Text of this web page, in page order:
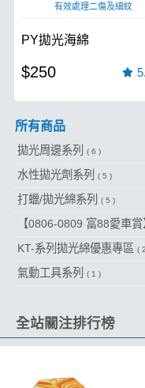
有效處理二傷及細紋
PY拋光海綿
$250
所有商品
拋光周邊系列 ( 6 )
水性拋光劑系列 ( 5 )
打蠟/拋光綿系列 ( 5 )
【0806-0809 富88愛車
KT-系列拋光綿優惠專區 (
氣動工具系列 ( 1 )
全站關注排行榜